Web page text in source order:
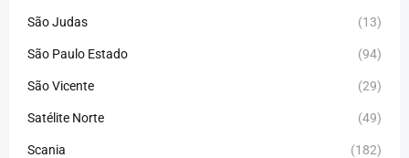
São Judas (13)
São Paulo Estado (94)
São Vicente (29)
Satélite Norte (49)
Scania (182)